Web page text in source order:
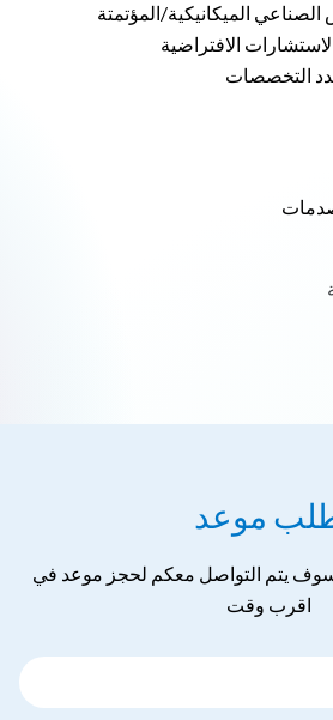
الصناعي الميكانيكية/المؤتمتة
الافتراضية
التخصصات
موعد
يتم التواصل معكم لحجز موعد في
اقرب وقت